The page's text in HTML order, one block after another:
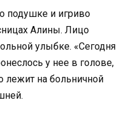
подушке и игриво
Алины. Лицо
улыбке. «Сегодня
у нее в голове,
лежит на больничной